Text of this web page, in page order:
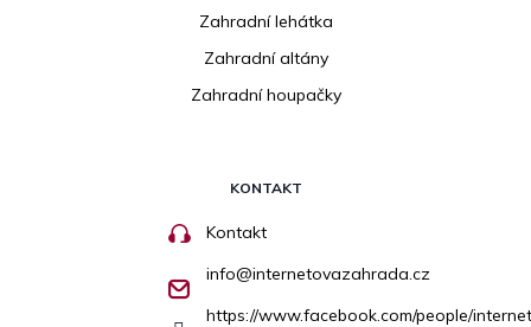
Zahradní lehátka
Zahradní altány
Zahradní houpačky
KONTAKT
Kontakt
info@internetovazahrada.cz
https://www.facebook.com/people/